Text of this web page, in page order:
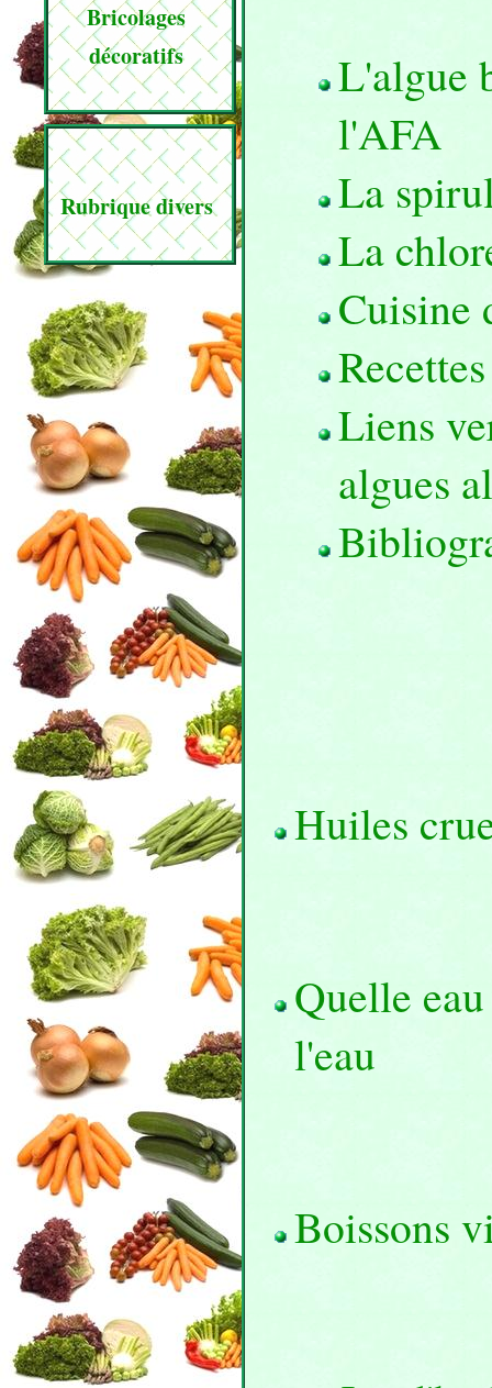
Bricolages
décoratifs
Rubrique divers
L'algue
l'AFA
La
La
Cuisine
Liens
algues
Huiles
Quelle
l'eau
Boissons